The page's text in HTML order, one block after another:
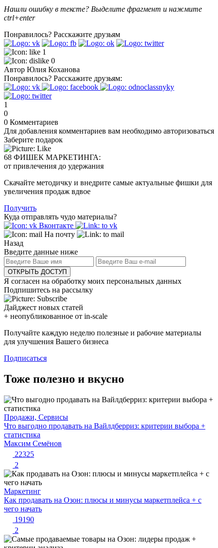
Нашли ошибку в тексте? Выделите фрагмент и нажмите
ctrl+enter
Понравилось? Расскажите друзьям
1
0
Автор Юлия Коханова
Понравилось? Расскажите друзьям:
1
0
0 Комментариев
Для добавления комментариев вам необходимо авторизоваться
Заберите подарок
68 ФИШЕК МАРКЕТИНГА:
от привлечения до удержания
Скачайте методичку и внедрите самые актуальные фишки для
увеличения продаж вдвое
Получить
Куда отправлять чудо материалы?
Вконтакте
На почту
Назад
Введите данные ниже
ОТКРЫТЬ ДОСТУП
Я согласен на обработку моих персональных данных
Подпишитесь на рассылку
Дайджест новых статей
+ неопубликованное от in-scale
Получайте каждую неделю полезные и рабочие материалы
для улучшения Вашего бизнеса
Подписаться
Тоже полезно и вкусно
Продажи, Сервисы
Что выгодно продавать на Вайлдберриз: критерии выбора +
статистика
Максим Семёнов
22325
2
Маркетинг
Как продавать на Озон: плюсы и минусы маркетплейса + с
чего начать
19190
2